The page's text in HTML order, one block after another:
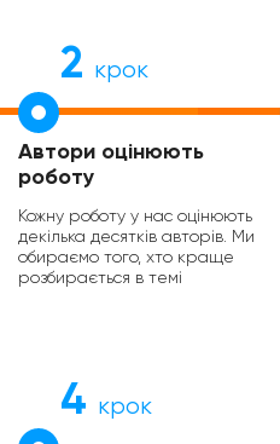
2 крок
Автори оцінюють
роботу
Кожну роботу у нас оцінюють
декілька десятків авторів. Ми
обираємо того, хто краще
розбирається в темі
4 крок